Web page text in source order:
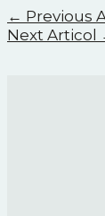
← Previous
Next Articol